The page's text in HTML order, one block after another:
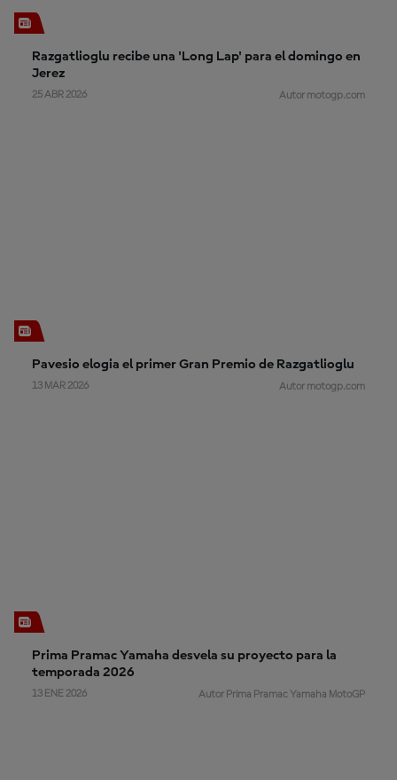
Razgatlioglu recibe una 'Long Lap' para el domingo en
Jerez
25 ABR 2026 Autor motogp.com
Pavesio elogia el primer Gran Premio de Razgatlioglu
13 MAR 2026 Autor motogp.com
Prima Pramac Yamaha desvela su proyecto para la
temporada 2026
13 ENE 2026 Autor Prima Pramac Yamaha MotoGP